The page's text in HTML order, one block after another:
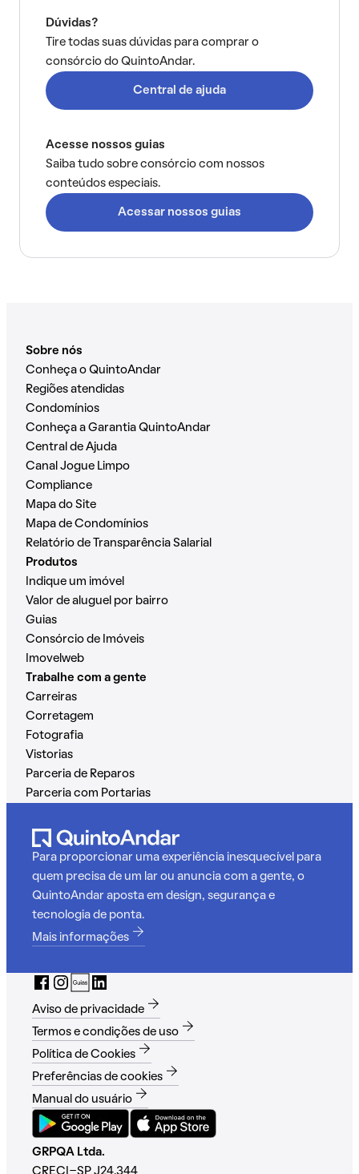
Dúvidas?
Tire todas suas dúvidas para comprar o
consórcio do QuintoAndar.
Central de ajuda
Acesse nossos guias
Saiba tudo sobre consórcio com nossos
conteúdos especiais.
Acessar nossos guias
Sobre nós
Conheça o QuintoAndar
Regiões atendidas
Condomínios
Conheça a Garantia QuintoAndar
Central de Ajuda
Canal Jogue Limpo
Compliance
Mapa do Site
Mapa de Condomínios
Relatório de Transparência Salarial
Produtos
Indique um imóvel
Valor de aluguel por bairro
Guias
Consórcio de Imóveis
Imovelweb
Trabalhe com a gente
Carreiras
Corretagem
Fotografia
Vistorias
Parceria de Reparos
Parceria com Portarias
Para proporcionar uma experiência inesquecível para
quem precisa de um lar ou anuncia com a gente, o
QuintoAndar aposta em design, segurança e
tecnologia de ponta.
Mais informações
Aviso de privacidade
Termos e condições de uso
Política de Cookies
Preferências de cookies
Manual do usuário
GRPQA Ltda.